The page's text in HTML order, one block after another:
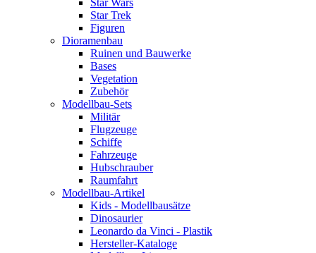
Star Wars
Star Trek
Figuren
Dioramenbau
Ruinen und Bauwerke
Bases
Vegetation
Zubehör
Modellbau-Sets
Militär
Flugzeuge
Schiffe
Fahrzeuge
Hubschrauber
Raumfahrt
Modellbau-Artikel
Kids - Modellbausätze
Dinosaurier
Leonardo da Vinci - Plastik
Hersteller-Kataloge